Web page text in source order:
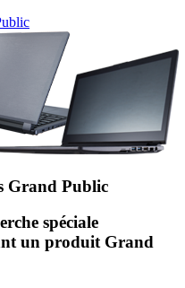
Grand Public
spéciale
un produit Grand